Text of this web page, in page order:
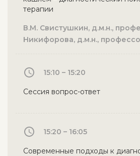
терапии
В.М. Свистушкин, д.м.н.,
Никифорова, д.м.н.,
15:10 – 15:20
Сессия вопрос-ответ
15:20 – 16:05
Современные подходы к